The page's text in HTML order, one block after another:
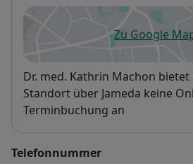
Zu Googleöffnet
Verfügbarkeit
Dr. med. Kathrin Machon bietet
Standort über Jameda keine
Terminbuchung an
Telefonnummer